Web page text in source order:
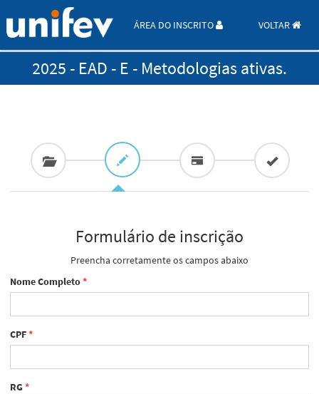
ÁREA DO INSCRITO VOLTAR
2025 - EAD - E - Metodologias ativas.
Formulário de inscrição
Preencha corretamente os campos abaixo
Nome Completo*
CPF*
RG*